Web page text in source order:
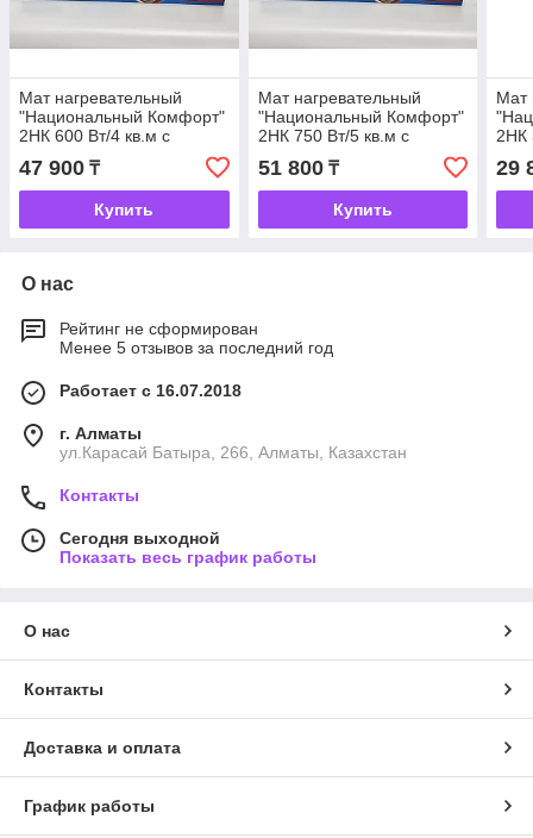
Мат нагревательный
"Национальный Комфорт"
2НК 600 Вт/4 кв.м с
комплекте
47 900 ₸
Купить
Мат нагревательный
"Национальный Комфорт"
2НК 750 Вт/5 кв.м с
комплекте
51 800₸
Купить
Мат
2НК
29
О нас
Рейтинг не сформирован
Менее 5 отзывов за последний год
Работает с 16.07.2018
г. Алматы
ул.Карасай Батыра, 266, Алматы, Казахстан
Контакты
Сегодня выходной
Показать весь график работы
О нас
Контакты
Доставка и оплата
График работы